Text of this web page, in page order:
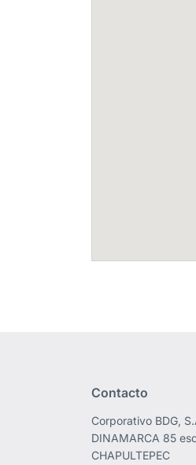
Contacto
Corporativo BDG,
DINAMARCA 85
CHAPULTEPEC